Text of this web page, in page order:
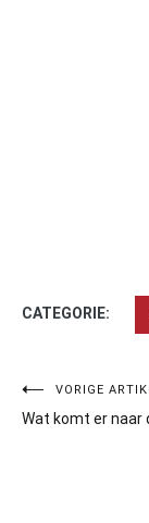
CATEGORIE:
Bericht
navigatie
VORIGE
Wat komt er naar